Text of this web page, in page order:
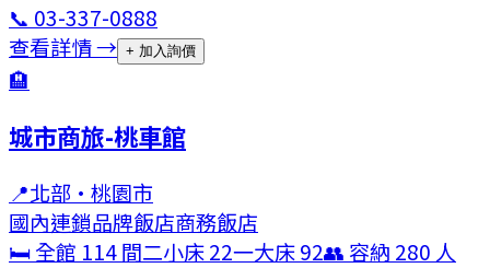
📞 03-337-0888
查看詳情 → + 加入詢價
🏨
城市商旅-桃車館
📍北部 · 桃園市
國內連鎖品牌飯店商務飯店
🛏 全館 114間二小床22一大床92👥 容納 280 人